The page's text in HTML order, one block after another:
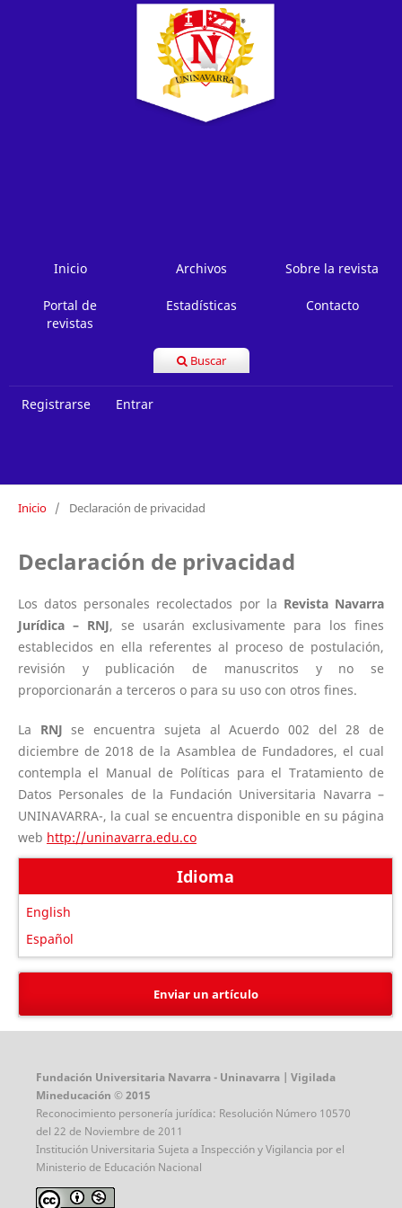
Inicio Archivos Sobre la revista
Portal de
revistas
Estadísticas Contacto
Buscar
Registrarse Entrar
Inicio / Declaración de privacidad
Declaración de privacidad
Los datos personales recolectados por la Revista Navarra
Jurídica – RNJ, se usarán exclusivamente para los fines
establecidos en ella referentes al proceso de postulación,
revisión y publicación de manuscritos y no se
proporcionarán a terceros o para su uso con otros fines.
La RNJ se encuentra sujeta al Acuerdo 002 del 28 de
diciembre de 2018 de la Asamblea de Fundadores, el cual
contempla el Manual de Políticas para el Tratamiento de
Datos Personales de la Fundación Universitaria Navarra –
UNINAVARRA-, la cual se encuentra disponible en su página
web http://uninavarra.edu.co
Idioma
English
Español
Enviar un artículo
Fundación Universitaria Navarra - Uninavarra | Vigilada
Mineducación © 2015
Reconocimiento personería jurídica: Resolución Número 10570
del 22 de Noviembre de 2011
Institución Universitaria Sujeta a Inspección y Vigilancia por el
Ministerio de Educación Nacional